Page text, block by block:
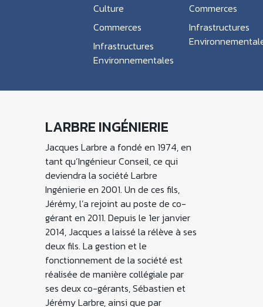
Culture
Commerces
Infrastructures
Environnementales
Commerces
Infrastructures
LARBRE INGÉNIERIE
Jacques Larbre a fondé en 1974, en
tant qu’Ingénieur Conseil, ce qui
deviendra la société Larbre
Ingénierie en 2001. Un de ces fils,
Jérémy, l’a rejoint au poste de co-
gérant en 2011. Depuis le 1er janvier
2014, Jacques a laissé la rélève à ses
deux fils. La gestion et le
fonctionnement de la société est
réalisée de manière collégiale par
ses deux co-gérants, Sébastien et
Jérémy Larbre, ainsi que par